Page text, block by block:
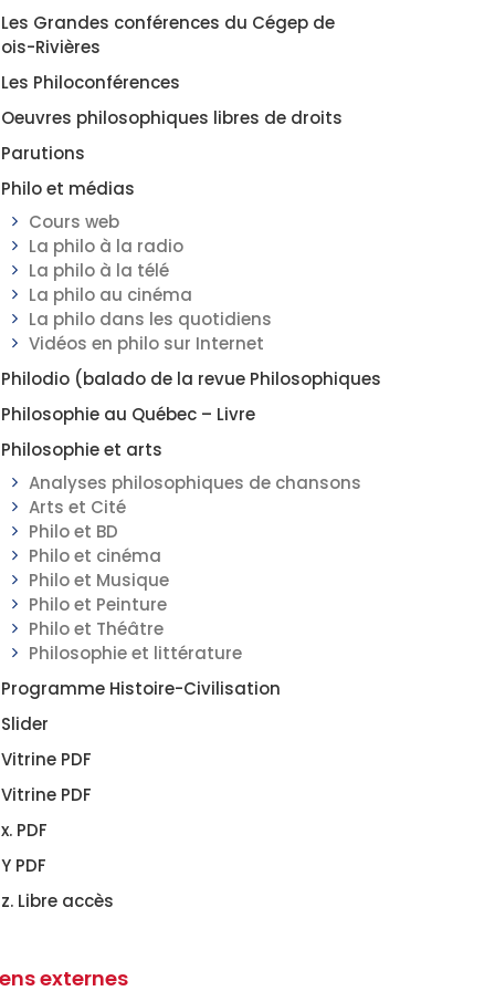
Les Grandes conférences du Cégep de
Rivières
Les Philoconférences
Oeuvres philosophiques libres de droits
Parutions
Philo et médias
Cours web
La philo à la radio
La philo à la télé
La philo au cinéma
La philo dans les quotidiens
Vidéos en philo sur Internet
Philodio (balado de la revue Philosophiques
Philosophie au Québec – Livre
Philosophie et arts
Analyses philosophiques de chansons
Arts et Cité
Philo et BD
Philo et cinéma
Philo et Musique
Philo et Peinture
Philo et Théâtre
Philosophie et littérature
Programme Histoire-Civilisation
Slider
Vitrine PDF
Vitrine PDF
x. PDF
Y PDF
z. Libre accès
externes